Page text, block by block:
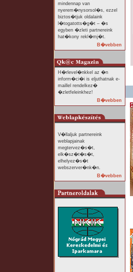
mindennap van
nyerem�nysorsol�s, ezzel
biztos�tjuk oldalaink
l�togatotts�g�t – �s
egyben �zleti partnereink
hat�kony rekl�mj�t.
B�vebben
H�rlevel�nkkel az �n
inform�ci�i is eljuthatnak e-
maillel rendelkez�
�zletfeleinkhez!
B�vebben
V�llaljuk partnereink
weblapjainak
megtervez�s�t,
elk�sz�t�s�t,
elhelyez�s�t
webszerver�nk�n.
B�vebben